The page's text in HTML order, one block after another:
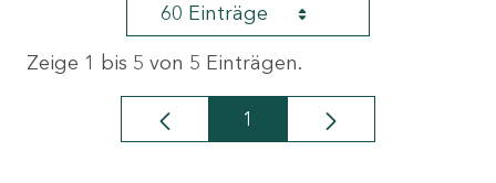
60 Einträge
Zeige 1 bis 5 von 5 Einträgen.
Seite
1